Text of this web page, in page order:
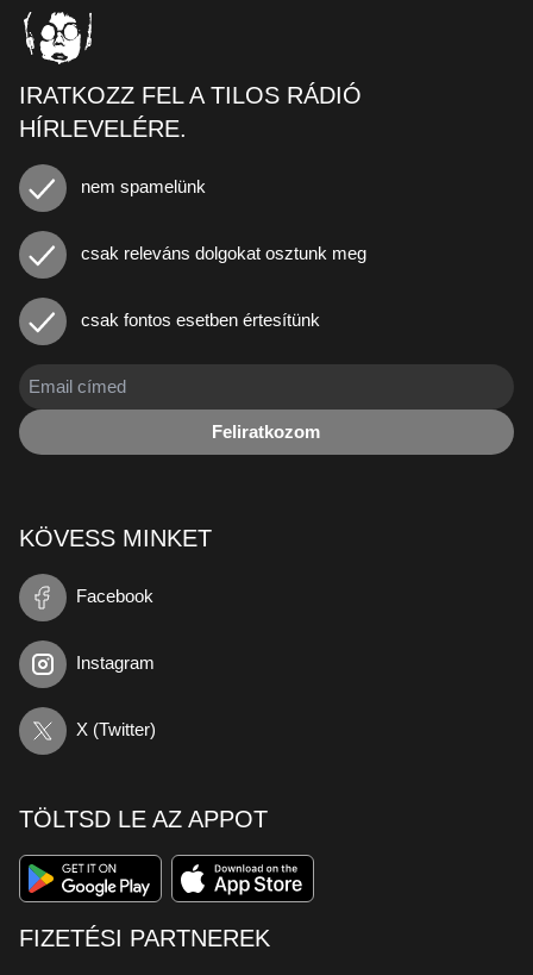
IRATKOZZ FEL A TILOS RÁDIÓ
HÍRLEVELÉRE.
nem spamelünk
csak releváns dolgokat osztunk meg
csak fontos esetben értesítünk
Feliratkozom
KÖVESS MINKET
Facebook
Instagram
X (Twitter)
TÖLTSD LE AZ APPOT
FIZETÉSI PARTNEREK